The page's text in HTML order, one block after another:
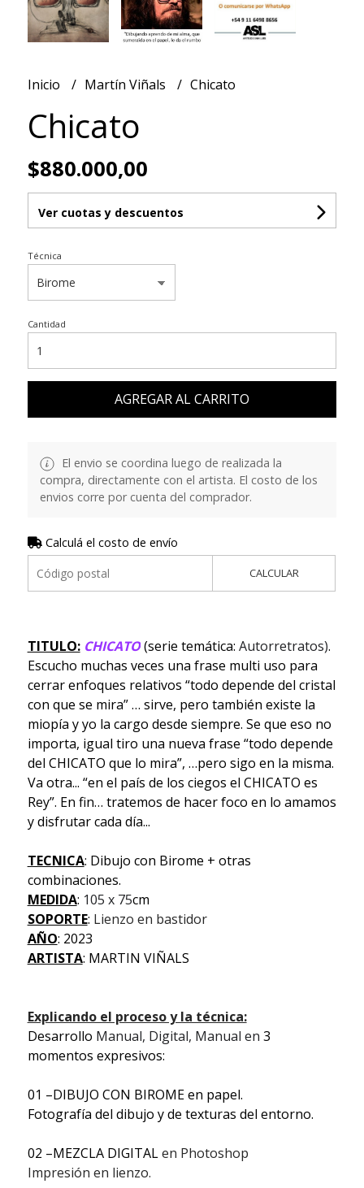
Inicio Martín Viñals Chicato
Chicato
$880.000,00
Ver cuotas y descuentos
Técnica
Cantidad
AGREGAR AL CARRITO
El envio se coordina luego de realizada la
compra, directamente con el artista. El costo de los
envios corre por cuenta del comprador.
Calculá el costo de envío
CALCULAR
TITULO: CHICATO (serie temática: Autorretratos).
Escucho muchas veces una frase multi uso para
cerrar enfoques relativos “todo depende del cristal
con que se mira” … sirve, pero también existe la
miopía y yo la cargo desde siempre. Se que eso no
importa, igual tiro una nueva frase “todo depende
del CHICATO que lo mira”, …pero sigo en la misma.
Va otra... “en el país de los ciegos el CHICATO es
Rey”. En fin… tratemos de hacer foco en lo amamos
y disfrutar cada día...
TECNICA: Dibujo con Birome + otras
combinaciones.
MEDIDA: 105 x 75cm
SOPORTE: Lienzo en bastidor
AÑO: 2023
ARTISTA: MARTIN VIÑALS
Explicando el proceso y la técnica:
Desarrollo Manual, Digital, Manual en 3
momentos expresivos:
01 –DIBUJO CON BIROME en papel.
Fotografía del dibujo y de texturas del entorno.
02 –MEZCLA DIGITALen Photoshop
Impresión en lienzo.